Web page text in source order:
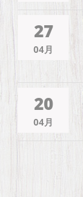
27
04月
20
04月